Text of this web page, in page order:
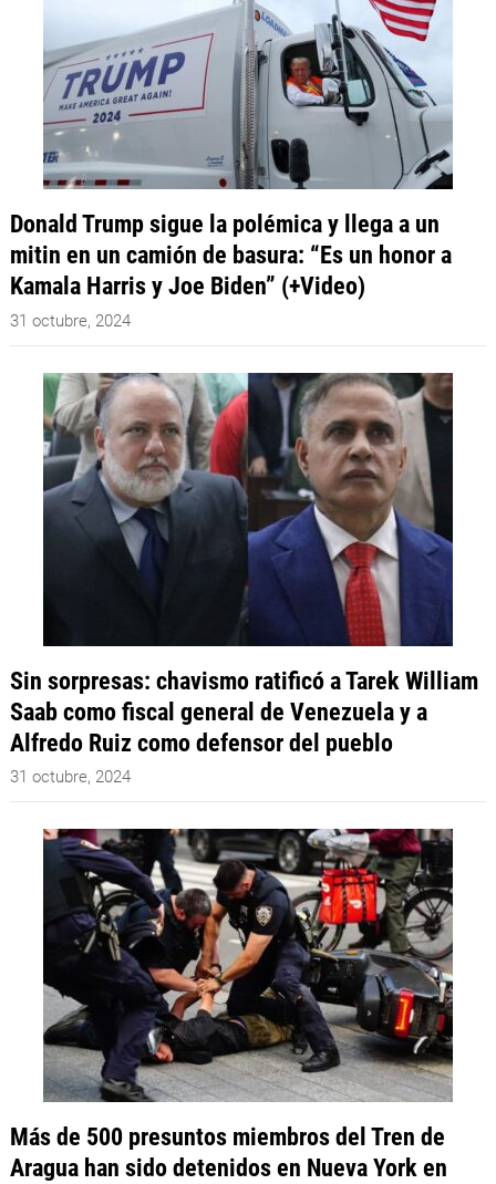
Donald Trump sigue la polémica y llega a un
mitin en un camión de basura: “Es un honor a
Kamala Harris y Joe Biden” (+Video)
31 octubre, 2024
Sin sorpresas: chavismo ratificó a Tarek William
Saab como fiscal general de Venezuela y a
Alfredo Ruiz como defensor del pueblo
31 octubre, 2024
Más de 500 presuntos miembros del Tren de
Aragua han sido detenidos en Nueva York en